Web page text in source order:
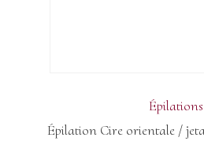
Épilations
Épilation Cire orientale /